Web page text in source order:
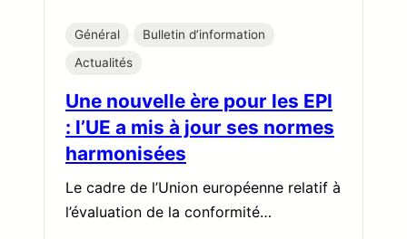
Général
Bulletin d’information
Actualités
Une nouvelle ère pour les EPI
: l’UE a mis à jour ses normes
harmonisées
Le cadre de l’Union européenne relatif à
l’évaluation de la conformité…